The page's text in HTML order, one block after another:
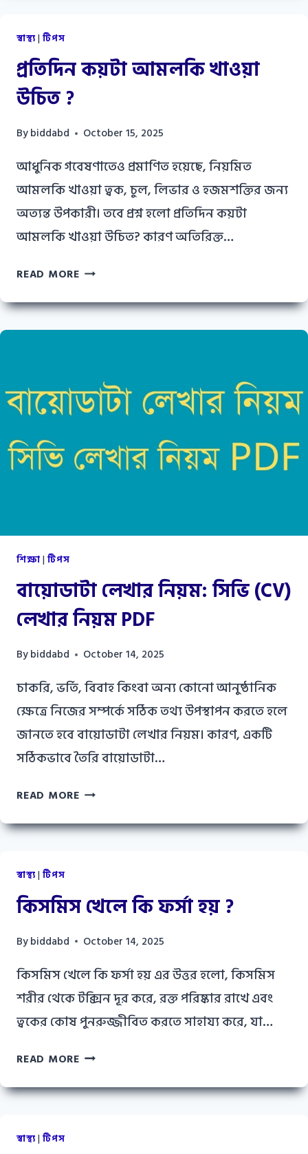
স্বাস্থ্য|টিপস
প্রতিদিন কয়টা আমলকি খাওয়া
উচিত ?
Bybiddabd October 15, 2025
আধুনিক গবেষণাতেও প্রমাণিত হয়েছে, নিয়মিত
আমলকি খাওয়া ত্বক, চুল, লিভার ও হজমশক্তির জন্য
অত্যন্ত উপকারী। তবে প্রশ্ন হলো প্রতিদিন কয়টা
আমলকি খাওয়া উচিত? কারণ অতিরিক্ত…
READ MOREপ্রতিদিন
আমলকি
খাওয়া
শিক্ষা|টিপস
বায়োডাটা লেখার নিয়ম: সিভি (CV)
লেখার নিয়ম PDF
Bybiddabd October 14, 2025
চাকরি, ভর্তি, বিবাহ কিংবা অন্য কোনো আনুষ্ঠানিক
ক্ষেত্রে নিজের সম্পর্কে সঠিক তথ্য উপস্থাপন করতে হলে
জানতে হবে বায়োডাটা লেখার নিয়ম। কারণ, একটি
সঠিকভাবে তৈরি বায়োডাটা…
READ MOREবায়োডাটা
নিয়ম:
নিয়ম
স্বাস্থ্য|টিপস
কিসমিস খেলে কি ফর্সা হয় ?
Bybiddabd October 14, 2025
কিসমিস খেলে কি ফর্সা হয় এর উত্তর হলো, কিসমিস
শরীর থেকে টক্সিন দূর করে, রক্ত পরিষ্কার রাখে এবং
ত্বকের কোষ পুনরুজ্জীবিত করতে সাহায্য করে, যা…
READ MOREকিসমিস
কি
স্বাস্থ্য|টিপস